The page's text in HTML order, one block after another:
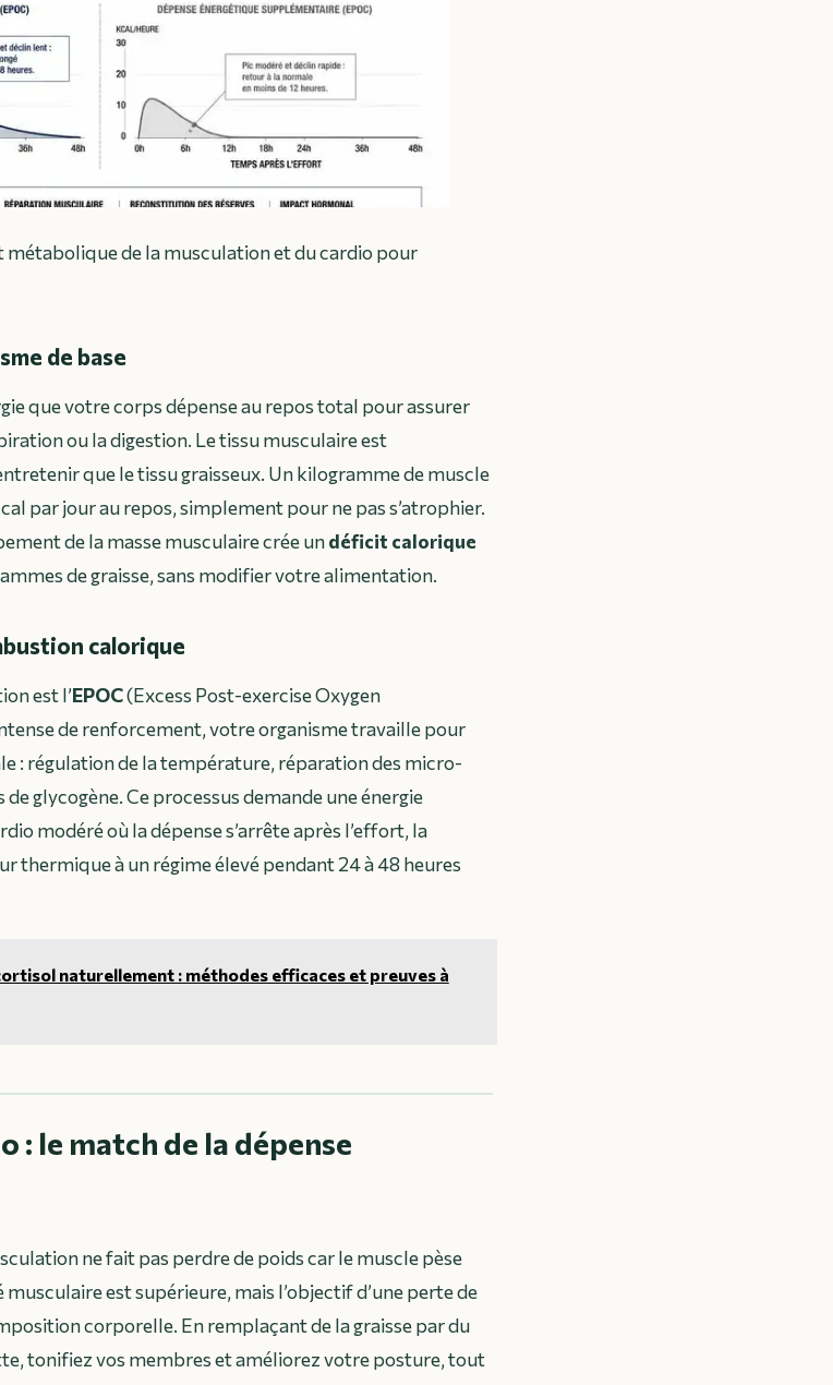
de la musculation et du cardio pour
de base
que votre corps dépense au repos total pour assurer
ou la digestion. Le tissu musculaire est
que le tissu graisseux. Un kilogramme de muscle
par jour au repos, simplement pour ne pas s’atrophier.
de la masse musculaire crée undéficit calorique
de graisse, sans modifier votre alimentation.
calorique
est l’EPOC(Excess Post-exercise Oxygen
de renforcement, votre organisme travaille pour
: régulation de la température, réparation des micro-
glycogène. Ce processus demande une énergie
modéré où la dépense s’arrête après l’effort, la
thermique à un régime élevé pendant 24 à 48 heures
naturellement : méthodes efficaces et preuves à
: le match de la dépense
ne fait pas perdre de poids car le muscle pèse
est supérieure, mais l’objectif d’une perte de
corporelle. En remplaçant de la graisse par du
tonifiez vos membres et améliorez votre posture, tout